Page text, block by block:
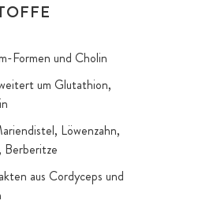
Formen und Cholin
um Glutathion,
Löwenzahn,
Berberitze
aus Cordyceps und